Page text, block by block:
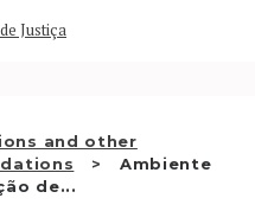
and other
Ambiente
de...